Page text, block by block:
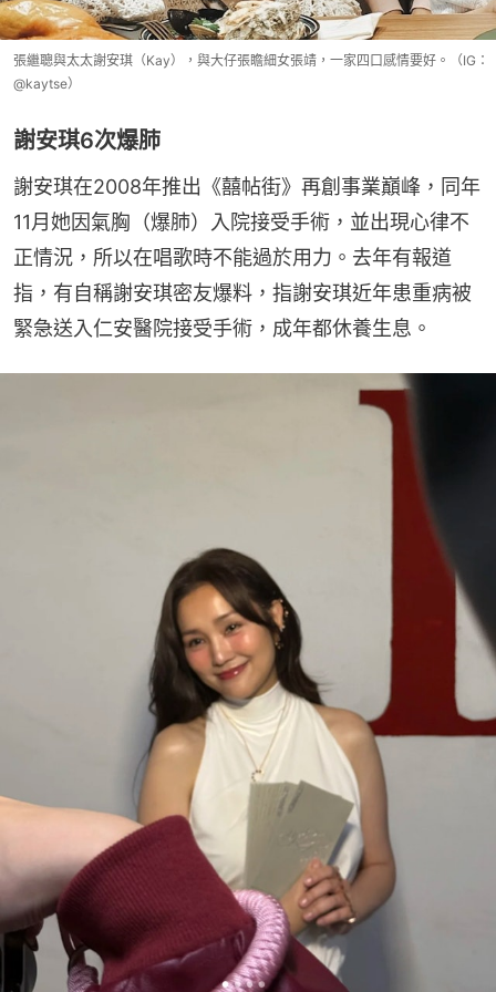
張繼聰與太太謝安琪（Kay），與大仔張瞻細女張靖，一家四口感情要好。（IG：
@kaytse）
謝安琪6次爆肺
謝安琪在2008年推出《囍帖街》再創事業巔峰，同年
11月她因氣胸（爆肺）入院接受手術，並出現心律不
正情況，所以在唱歌時不能過於用力。去年有報道
指，有自稱謝安琪密友爆料，指謝安琪近年患重病被
緊急送入仁安醫院接受手術，成年都休養生息。